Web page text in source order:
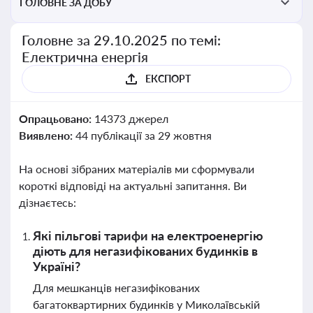
ГОЛОВНЕ ЗА ДОБУ
Головне за 29.10.2025 по темі:
Електрична енергія
ЕКСПОРТ
Опрацьовано: 14373 джерел
Виявлено: 44 публікації за 29 жовтня
На основі зібраних матеріалів ми сформували
короткі відповіді на актуальні запитання. Ви
дізнаєтесь:
Які пільгові тарифи на електроенергію
діють для негазифікованих будинків в
Україні?
Для мешканців негазифікованих
багатоквартирних будинків у Миколаївській